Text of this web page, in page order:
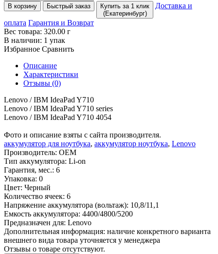
В корзину Быстрый заказ
Купить за 1 клик
(Екатеринбург)
Доставка и
оплата Гарантия и Возврат
Вес товара: 320.00 г
В наличии: 1 упак
Избранное Сравнить
Описание
Характеристики
Отзывы (0)
Lenovo / IBM IdeaPad Y710
Lenovo / IBM IdeaPad Y710 series
Lenovo / IBM IdeaPad Y710 4054
Фото и описание взяты с сайта производителя.
аккумулятор для ноутбука, аккумулятор ноутбука, Lenovo
Производитель: OEM
Тип аккумулятора: Li-on
Гарантия, мес.: 6
Упаковка: 0
Цвет: Черный
Количество ячеек: 6
Напряжение аккумулятора (вольтаж): 10,8/11,1
Емкость аккумулятора: 4400/4800/5200
Предназначен для: Lenovo
Дополнительная информация: наличие конкретного варианта
внешнего вида товара уточняется у менеджера
Отзывы о товаре отсутствуют.